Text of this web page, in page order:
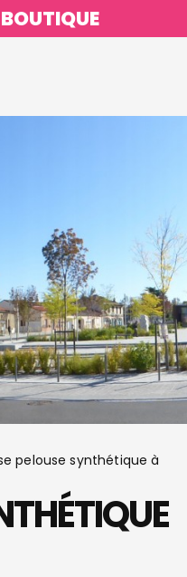
pelouse synthétique à